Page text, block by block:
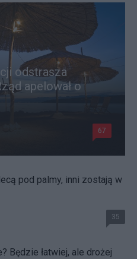
odstrasza
apelował o
67
pod palmy, inni zostają w
35
Będzie łatwiej, ale drożej